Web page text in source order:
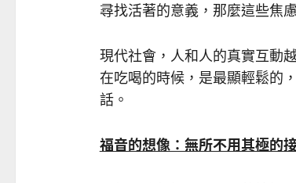
尋找活著的意義，那麼這些焦
現代社會，人和人的真實互動
在吃喝的時候，是最顯輕鬆的
話。
福音的想像：無所不用其極的